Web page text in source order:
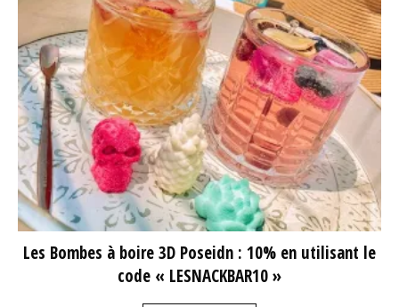
Les Bombes à boire 3D Poseidn : 10% en utilisant le
code « LESNACKBAR10 »